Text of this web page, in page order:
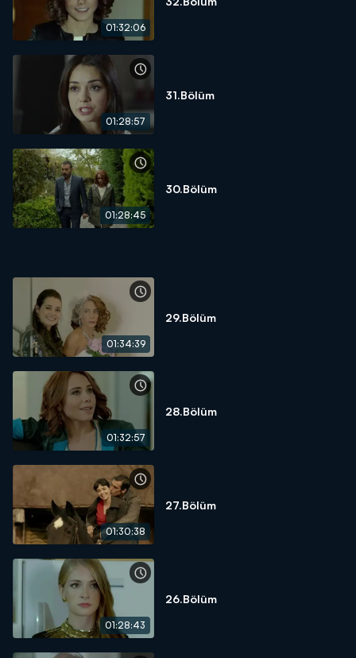
01:32:06
01:28:57
31.Bölüm
01:28:45
30.Bölüm
01:34:39
29.Bölüm
01:32:57
28.Bölüm
01:30:38
27.Bölüm
01:28:43
26.Bölüm